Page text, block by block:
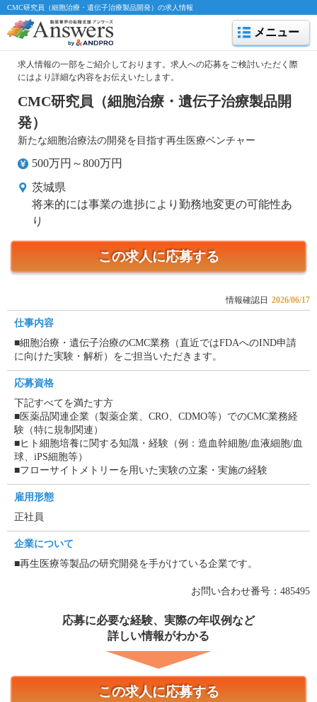
CMC研究員（細胞治療・遺伝子治療製品開発）の求人情報
メニュー
求人情報の一部をご紹介しております。求人への応募をご検討いただく際
にはより詳細な内容をお伝えいたします。
CMC研究員（細胞治療・遺伝子治療製品開
発）
新たな細胞治療法の開発を目指す再生医療ベンチャー
500万円～800万円
茨城県
将来的には事業の進捗により勤務地変更の可能性あ
り
この求人に応募する
情報確認日 2026/06/17
仕事内容
■細胞治療・遺伝子治療のCMC業務（直近ではFDAへのIND申請
に向けた実験・解析）をご担当いただきます。
応募資格
下記すべてを満たす方
■医薬品関連企業（製薬企業、CRO、CDMO等）でのCMC業務経
験（特に規制関連）
■ヒト細胞培養に関する知識・経験（例：造血幹細胞/血液細胞/血
球、iPS細胞等）
■フローサイトメトリーを用いた実験の立案・実施の経験
雇用形態
正社員
企業について
■再生医療等製品の研究開発を手がけている企業です。
お問い合わせ番号：485495
応募に必要な経験、実際の年収例など
詳しい情報がわかる
この求人に応募する